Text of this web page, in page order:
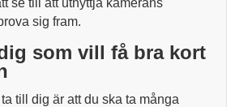
sig fram.
som vill få bra kort
till dig är att du ska ta många